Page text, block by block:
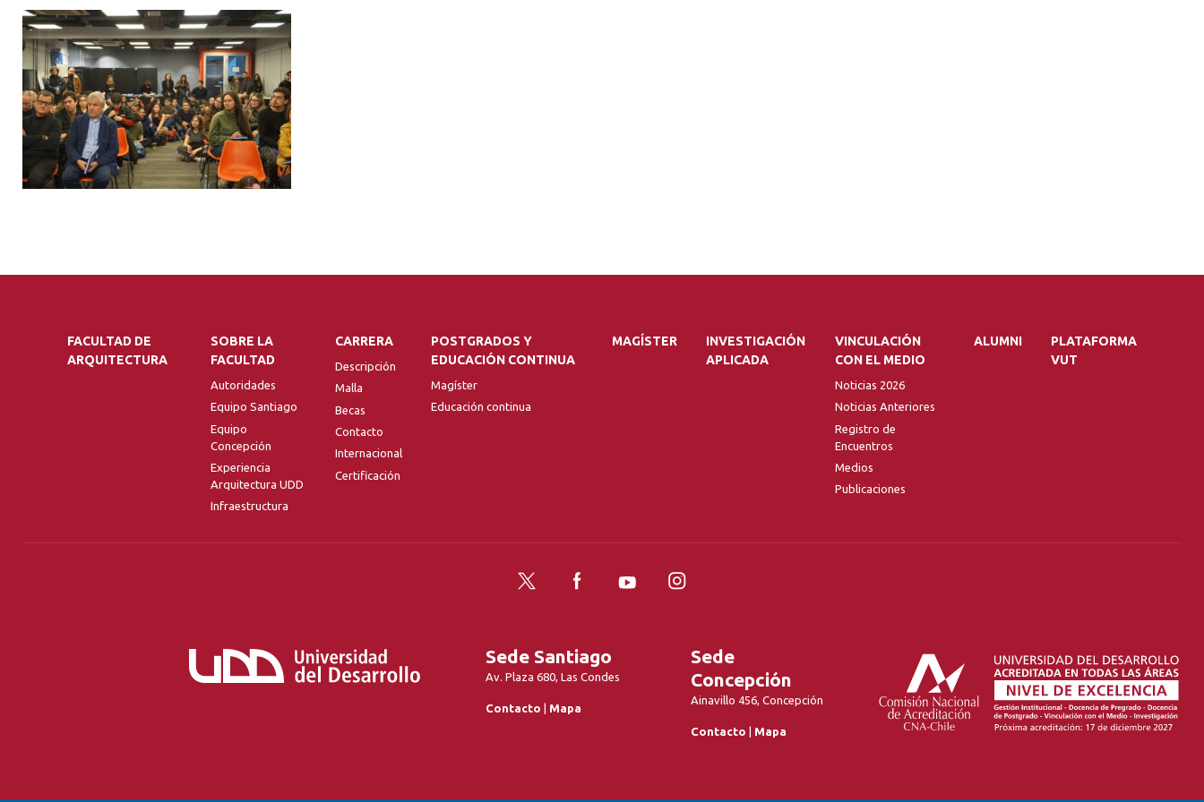
FACULTAD DE
ARQUITECTURA
SOBRE LA
FACULTAD
Autoridades
Equipo Santiago
Equipo
Concepción
Experiencia
Arquitectura UDD
Infraestructura
CARRERA
Descripción
Malla
Becas
Contacto
Internacional
Certificación
POSTGRADOS Y
EDUCACIÓN CONTINUA
Magíster
Educación continua
MAGÍSTER
INVESTIGACIÓN
APLICADA
VINCULACIÓN
CON EL MEDIO
Noticias 2026
Noticias Anteriores
Registro de
Encuentros
Medios
Publicaciones
ALUMNI
PLATAFORMA
VUT
Twitter FacebookYouTubeInstagram
Sede Santiago
Av. Plaza 680, Las Condes
Contacto | Mapa
Sede
Concepción
Ainavillo 456, Concepción
Contacto | Mapa